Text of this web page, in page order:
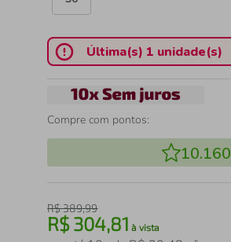
Última(s) 1 unidade(s)
Compre com pontos:
10.160
R$389,99
R$304,81 à vista